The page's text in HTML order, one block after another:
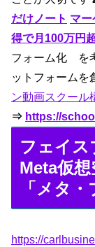
だけノート マー
得で月100万円
フォーム化 を
ットフォームを
ン動画スクール
⇒ https://
フェイス
Meta仮
「メタ
https://